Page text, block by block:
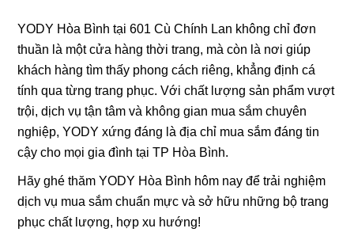
YODY Hòa Bình tại 601 Cù Chính Lan không chỉ đơn
thuần là một cửa hàng thời trang, mà còn là nơi giúp
khách hàng tìm thấy phong cách riêng, khẳng định cá
tính qua từng trang phục. Với chất lượng sản phẩm vượt
trội, dịch vụ tận tâm và không gian mua sắm chuyên
nghiệp, YODY xứng đáng là địa chỉ mua sắm đáng tin
cậy cho mọi gia đình tại TP Hòa Bình.
Hãy ghé thăm YODY Hòa Bình hôm nay để trải nghiệm
dịch vụ mua sắm chuẩn mực và sở hữu những bộ trang
phục chất lượng, hợp xu hướng!